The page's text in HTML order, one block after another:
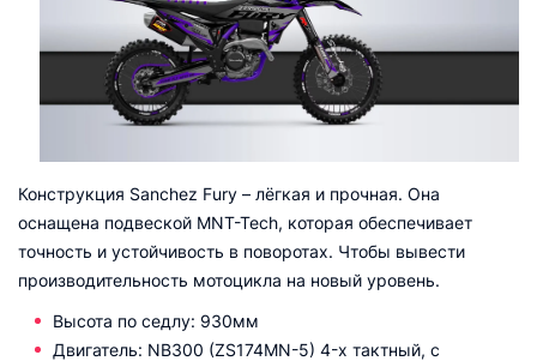
Конструкция Sanchez Fury – лёгкая и прочная. Она
оснащена подвеской MNT-Tech, которая обеспечивает
точность и устойчивость в поворотах. Чтобы вывести
производительность мотоцикла на новый уровень.
Высота по седлу: 930мм
Двигатель: NB300 (ZS174MN-5) 4-х тактный, с